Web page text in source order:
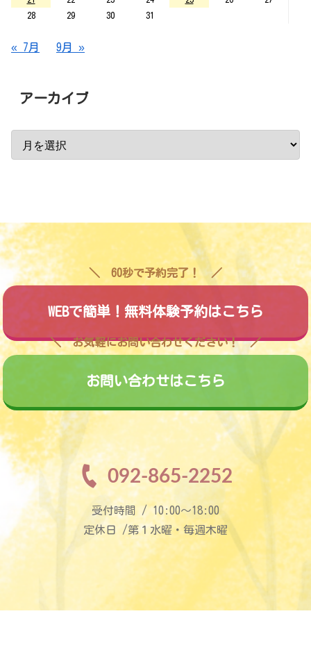
28
29 30 31
« 7月 9月 »
アーカイブ
60秒で予約完了！
WEBで簡単！無料体験予約はこちら
お気軽にお問い合わせください！
お問い合わせはこちら
092-865-2252
受付時間 / 10:00〜18:00
定休日 /第１水曜・毎週木曜